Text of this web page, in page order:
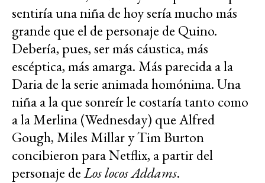
sentiría una niña de hoy sería mucho más
grande que el de personaje de Quino.
Debería, pues, ser más cáustica, más
escéptica, más amarga. Más parecida a la
Daria de la serie animada homónima. Una
niña a la que sonreír le costaría tanto como
a la Merlina (Wednesday) que Alfred
Gough, Miles Millar y Tim Burton
concibieron para Netflix, a partir del
personaje deLos locos Addams.